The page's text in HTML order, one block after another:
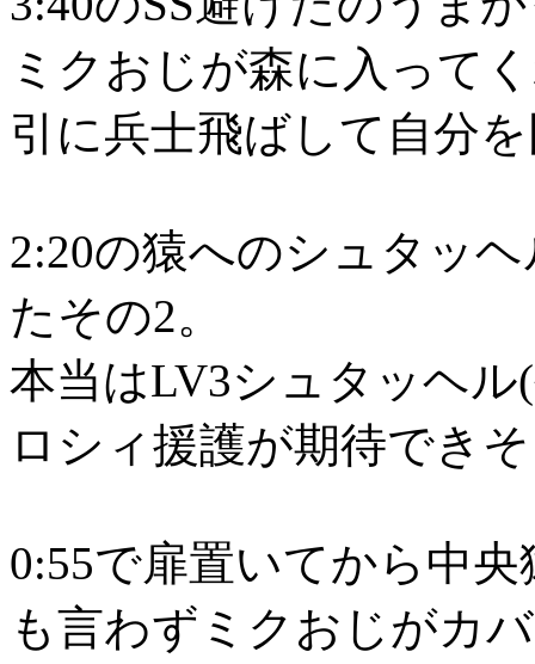
ミクおじが森に入って
引に兵士飛ばして自分
2:20の猿へのシュタッ
たその2。
本当はLV3シュタッヘ
ロシィ援護が期待でき
0:55で扉置いてから中
も言わずミクおじがカ